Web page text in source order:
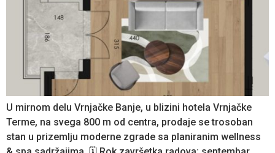
U mirnom delu Vrnjačke Banje, u blizini hotela Vrnjačke
Terme, na svega 800 m od centra, prodaje se trosoban
stan u prizemlju moderne zgrade sa planiranim wellness